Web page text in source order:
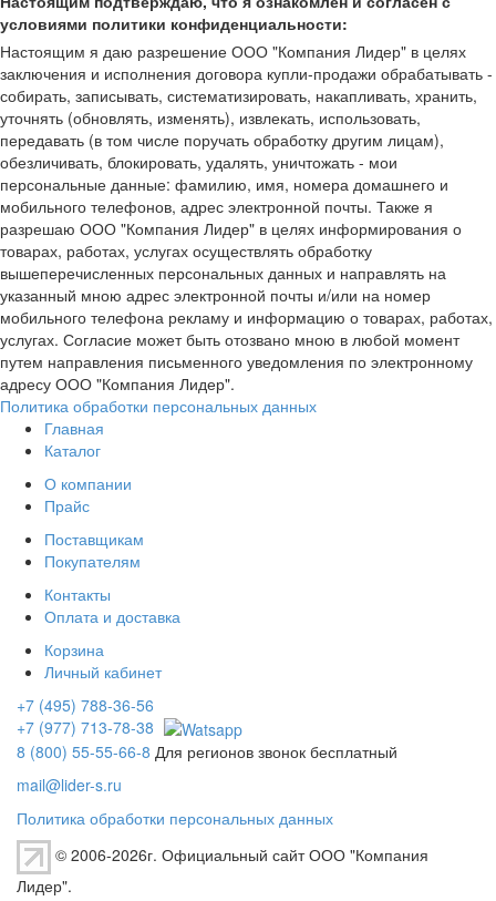
условиями политики конфиденциальности:
Настоящим я даю разрешение ООО "Компания Лидер" в целях
заключения и исполнения договора купли-продажи обрабатывать -
собирать, записывать, систематизировать, накапливать, хранить,
уточнять (обновлять, изменять), извлекать, использовать,
передавать (в том числе поручать обработку другим лицам),
обезличивать, блокировать, удалять, уничтожать - мои
персональные данные: фамилию, имя, номера домашнего и
мобильного телефонов, адрес электронной почты. Также я
разрешаю ООО "Компания Лидер" в целях информирования о
товарах, работах, услугах осуществлять обработку
вышеперечисленных персональных данных и направлять на
указанный мною адрес электронной почты и/или на номер
мобильного телефона рекламу и информацию о товарах, работах,
услугах. Согласие может быть отозвано мною в любой момент
путем направления письменного уведомления по электронному
адресу ООО "Компания Лидер".
Политика обработки персональных данных
Главная
Каталог
О компании
Прайс
Поставщикам
Покупателям
Контакты
Оплата и доставка
Корзина
Личный кабинет
+7 (495) 788-36-56
+7 (977) 713-78-38
8 (800) 55-55-66-8 Для регионов звонок бесплатный
mail@lider-s.ru
Политика обработки персональных данных
© 2006-2026г. Официальный сайт ООО "Компания
Лидер".